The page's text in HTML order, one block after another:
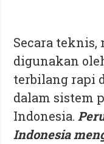
Secara teknis,
digunakan
terbilang rapi
dalam sistem
Indonesia.
Indonesia